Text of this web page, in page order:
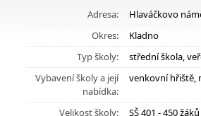
Adresa:
Hlaváčkovo
Okres:
Kladno
Typ školy:
střední škola,
Vybavení školy a její
nabídka:
venkovní hřiště,
Velikost školy:
SŠ 401 - 450 žáků